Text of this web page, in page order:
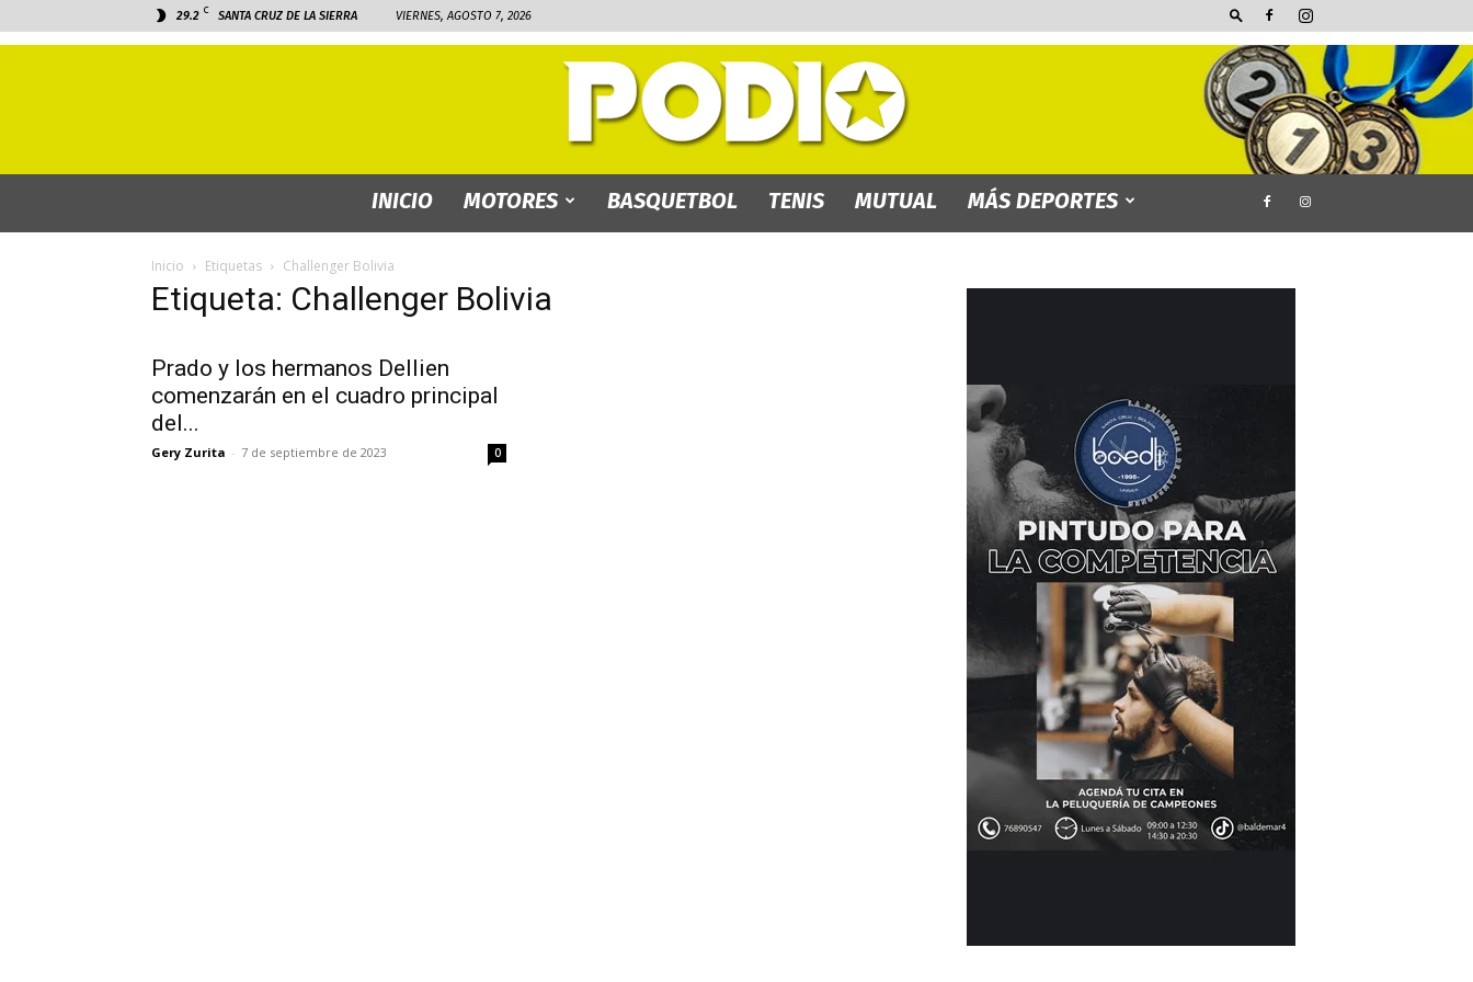
29.2 C SANTA CRUZ DE LA SIERRA VIERNES, AGOSTO 7, 2026
INICIO MOTORES BASQUETBOL TENIS MUTUAL MÁS DEPORTES
Inicio Etiquetas Challenger Bolivia
Etiqueta: Challenger Bolivia
Prado y los hermanos Dellien
comenzarán en el cuadro principal
del...
Gery Zurita - 7 de septiembre de 2023 0